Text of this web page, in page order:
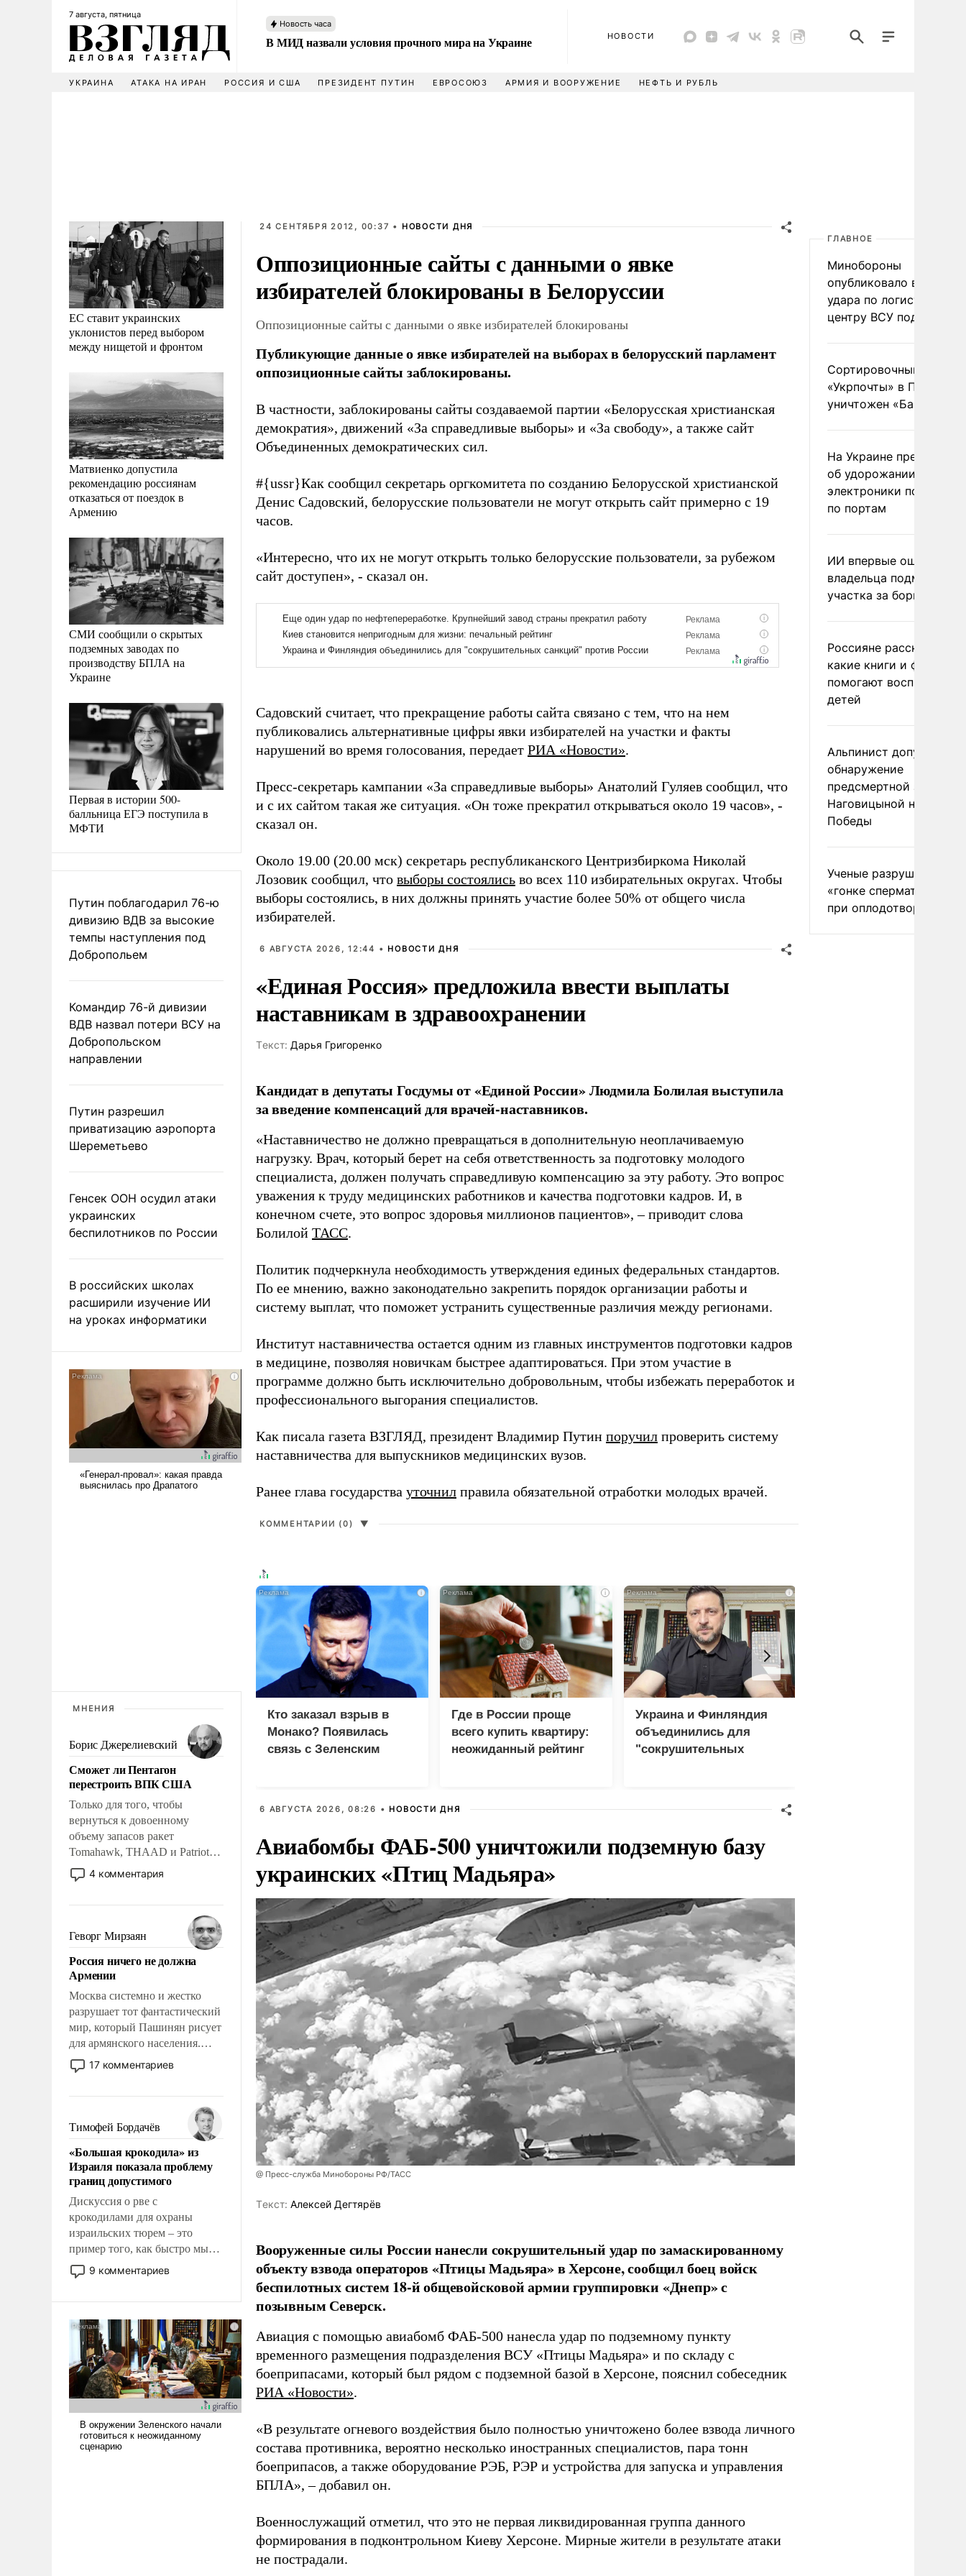
7 августа, пятница
Новость часа
В МИД назвали условия прочного мира на Украине НОВОСТИ
УКРАИНА АТАКА НА ИРАН РОССИЯ И США ПРЕЗИДЕНТ ПУТИН ЕВРОСОЮЗ АРМИЯ И ВООРУЖЕНИЕ НЕФТЬ И РУБЛЬ
ЕС ставит украинских
уклонистов перед выбором
между нищетой и фронтом
Матвиенко допустила
рекомендацию россиянам
отказаться от поездок в
Армению
СМИ сообщили о скрытых
подземных заводах по
производству БПЛА на
Украине
Первая в истории 500-
балльница ЕГЭ поступила в
МФТИ
Путин поблагодарил 76-ю
дивизию ВДВ за высокие
темпы наступления под
Добропольем
Командир 76-й дивизии
ВДВ назвал потери ВСУ на
Добропольском
направлении
Путин разрешил
приватизацию аэропорта
Шереметьево
Генсек ООН осудил атаки
украинских
беспилотников по России
В российских школах
расширили изучение ИИ
на уроках информатики
МНЕНИЯ
Борис Джерелиевский
Сможет ли Пентагон
перестроить ВПК США
Только для того, чтобы
вернуться к довоенному
объему запасов ракет
Tomahawk, THAAD и Patriot
США потребуется более трех
лет. Даже небольшая война с
Сложившаяся ситуация
означает многолетний период
уязвимости США, например,
перед Китаем.
4 комментария
Геворг Мирзаян
Россия ничего не должна
Армении
Москва системно и жестко
разрушает тот фантастический
мир, который Пашинян рисует
для армянского населения.
Мир, где политические
прожекты будут безусловно
налогоплательщиков и где
Еревану за свои поступки не
нужно отвечать.
17 комментариев
Тимофей Бордачёв
«Большая крокодила» из
Израиля показала проблему
границ допустимого
Дискуссия о рве с
крокодилами для охраны
израильских тюрем – это
пример того, как быстро мы
двигаемся по пути
революционных изменений.
псевдонаучной фантастики,
стало всерьез обсуждаемой
идеей.
9 комментариев
24 СЕНТЯБРЯ 2012, 00:37 • НОВОСТИ ДНЯ
Оппозиционные сайты с данными о явке
избирателей блокированы в Белоруссии
Оппозиционные сайты с данными о явке избирателей блокированы
Публикующие данные о явке избирателей на выборах в белорусский парламент
оппозиционные сайты заблокированы.
В частности, заблокированы сайты создаваемой партии «Белорусская христианская
демократия», движений «За справедливые выборы» и «За свободу», а также сайт
Объединенных демократических сил.
#{ussr}Как сообщил секретарь оргкомитета по созданию Белорусской христианской
Денис Садовский, белорусские пользователи не могут открыть сайт примерно с 19
часов.
«Интересно, что их не могут открыть только белорусские пользователи, за рубежом
сайт доступен», - сказал он.
Садовский считает, что прекращение работы сайта связано с тем, что на нем
публиковались альтернативные цифры явки избирателей на участки и факты
нарушений во время голосования, передает РИА «Новости».
Пресс-секретарь кампании «За справедливые выборы» Анатолий Гуляев сообщил, что
и с их сайтом такая же ситуация. «Он тоже прекратил открываться около 19 часов», -
сказал он.
Около 19.00 (20.00 мск) секретарь республиканского Центризбиркома Николай
Лозовик сообщил, что выборы состоялись во всех 110 избирательных округах. Чтобы
выборы состоялись, в них должны принять участие более 50% от общего числа
избирателей.
6 АВГУСТА 2026, 12:44 • НОВОСТИ ДНЯ
«Единая Россия» предложила ввести выплаты
наставникам в здравоохранении
Tекст: Дарья Григоренко
Кандидат в депутаты Госдумы от «Единой России» Людмила Болилая выступила
за введение компенсаций для врачей-наставников.
«Наставничество не должно превращаться в дополнительную неоплачиваемую
нагрузку. Врач, который берет на себя ответственность за подготовку молодого
специалиста, должен получать справедливую компенсацию за эту работу. Это вопрос
уважения к труду медицинских работников и качества подготовки кадров. И, в
конечном счете, это вопрос здоровья миллионов пациентов», – приводит слова
Болилой ТАСС.
Политик подчеркнула необходимость утверждения единых федеральных стандартов.
По ее мнению, важно законодательно закрепить порядок организации работы и
систему выплат, что поможет устранить существенные различия между регионами.
Институт наставничества остается одним из главных инструментов подготовки кадров
в медицине, позволяя новичкам быстрее адаптироваться. При этом участие в
программе должно быть исключительно добровольным, чтобы избежать переработок и
профессионального выгорания специалистов.
Как писала газета ВЗГЛЯД, президент Владимир Путин поручил проверить систему
наставничества для выпускников медицинских вузов.
Ранее глава государства уточнил правила обязательной отработки молодых врачей.
КОММЕНТАРИИ (0) ▼
i
Кто заказал взрыв в
Монако? Появилась
связь с Зеленским
i
Где в России проще
всего купить квартиру:
неожиданный рейтинг
i
Украина и Финляндия
объединились для
"сокрушительных
6 АВГУСТА 2026, 08:26 • НОВОСТИ ДНЯ
Авиабомбы ФАБ-500 уничтожили подземную базу
украинских «Птиц Мадьяра»
@ Пресс-служба Минобороны РФ/ТАСС
Tекст: Алексей Дегтярёв
Вооруженные силы России нанесли сокрушительный удар по замаскированному
объекту взвода операторов «Птицы Мадьяра» в Херсоне, сообщил боец войск
беспилотных систем 18-й общевойсковой армии группировки «Днепр» с
позывным Северск.
Авиация с помощью авиабомб ФАБ-500 нанесла удар по подземному пункту
временного размещения подразделения ВСУ «Птицы Мадьяра» и по складу с
боеприпасами, который был рядом с подземной базой в Херсоне, пояснил собеседник
РИА «Новости».
«В результате огневого воздействия было полностью уничтожено более взвода личного
состава противника, вероятно несколько иностранных специалистов, пара тонн
боеприпасов, а также оборудование РЭБ, РЭР и устройства для запуска и управления
БПЛА», – добавил он.
Военнослужащий отметил, что это не первая ликвидированная группа данного
формирования в подконтрольном Киеву Херсоне. Мирные жители в результате атаки
не пострадали.
ГЛАВНОЕ
Минобороны
опубликовало видео
удара по
центру ВСУ под Киевом
Сортировочный пункт
«Укрпочты» в
уничтожен
На Украине
об удорожании
электроники после
по портам
ИИ впервые
владельца
участка за борщевик
Россияне рассказали,
какие книги и фильмы
помогают воспитывать
детей
Альпинист допустил
обнаружение
предсмертной записки
Наговицыной на пике
Победы
Ученые разрушили миф
«гонке
при оплодотворении